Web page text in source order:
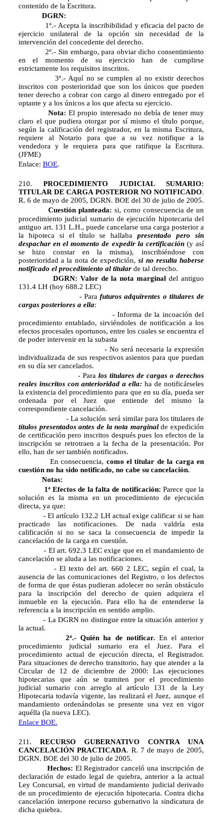
contenido de la Escritura.
DGRN:
1º.- Acepta la inscribibilidad y eficacia del pacto de
ejercicio unilateral de la opción sin necesidad de la
intervención del concedente del derecho.
2º.- Sin embargo, para obviar dicho consentimiento
en el momento de su ejercicio han de cumplirse
estrictamente los requisitos inscritos.
3º.- Aquí no se cumplen al no existir derechos
inscritos con posterioridad que son los únicos que pueden
tener derecho a cobrar con cargo al dinero entregado por el
optante y a los únicos a los que afecta su ejercicio.
Nota: El propio interesado no debía de tener muy
claro el que pudiera otorgar por sí mismo el título porque,
según la calificación del registrador, en la misma Escritura,
requiere al Notario para que a su vez notifique a la
vendedora y le requiera para que ratifique la Escritura.
(JFME)
Enlace: BOE.
210. PROCEDIMIENTO JUDICIAL SUMARIO:
TITULAR DE CARGA POSTERIOR NO NOTIFICADO.
R. 6 de mayo de 2005, DGRN. BOE del 30 de julio de 2005.
Cuestión planteada: si, como consecuencia de un
procedimiento judicial sumario de ejecución hipotecaria del
antiguo art. 131 L.H., puede cancelarse una carga posterior a
la hipoteca si el título se hallabapresentado pero sin
despachar en el momento de expedir la certificación(y así
se hizo constar en la misma), inscribiéndose con
posterioridad a la nota de expedición,si no resulta haberse
notificado el procedimiento al titular de tal derecho.
DGRN: Valor de la nota marginal del antiguo
131.4 LH (hoy 688.2 LEC)
- Parafuturos adquirentes o titulares de
cargas posteriores a ella:
- Informa de la incoación del
procedimiento entablado, sirviéndoles de notificación a los
efectos procesales oportunos, entre los cuales se encuentra el
de poder intervenir en la subasta
- No será necesaria la expresión
individualizada de sus respectivos asientos para que puedan
en su día ser cancelados.
- Para los titulares de cargas o derechos
reales inscritos con anterioridad a ella: ha de notificárseles
la existencia del procedimiento para que en su día, pueda ser
ordenada por el Juez que entiende del mismo la
correspondiente cancelación.
- La solución será similar para los titulares de
títulos presentados antes de la nota marginalde expedición
de certificación pero inscritos después pues los efectos de la
inscripción se retrotraen a la fecha de la presentación. Por
ello, han de ser también notificados.
En consecuencia, como el titular de la carga en
cuestión no ha sido notificado, no cabe su cancelación.
Notas:
1ª Efectos de la falta de notificación: Parece que la
solución es la misma en un procedimiento de ejecución
directa, ya que:
- El artículo 132.2 LH actual exige calificar si se han
practicado las notificaciones. De nada valdría esta
calificación si no se saca la consecuencia de impedir la
cancelación de la carga en cuestión.
- El art. 692.3 LEC exige que en el mandamiento de
cancelación se aluda a las notificaciones.
- El texto del art. 660 2 LEC, según el cual, la
ausencia de las comunicaciones del Registro, o los defectos
de forma de que éstas pudieran adolecer no serán obstáculo
para la inscripción del derecho de quien adquiera el
inmueble en la ejecución. Para ello ha de entenderse la
referencia a la inscripción en sentido amplio.
- La DGRN no distingue entre la situación anterior y
la actual.
2ª.- Quién ha de notificar. En el anterior
procedimiento judicial sumario era el Juez. Para el
procedimiento actual de ejecución directa, el Registrador.
Para situaciones de derecho transitorio, hay que atender a la
Circular de 12 de diciembre de 2000: Las ejecuciones
hipotecarias que aún se tramiten por el procedimiento
judicial sumario con arreglo al artículo 131 de la Ley
Hipotecaria todavía vigente, las realizará el Juez, aunque el
mandamiento ordenándolas se presente una vez en vigor
aquélla (la nueva LEC).
Enlace BOE.
211. RECURSO GUBERNATIVO CONTRA UNA
CANCELACIÓN PRACTICADA. R. 7 de mayo de 2005,
DGRN. BOE del 30 de julio de 2005.
Hechos: El Registrador canceló una inscripción de
declaración de estado legal de quiebra, anterior a la actual
Ley Concursal, en virtud de mandamiento judicial derivado
de un procedimiento de ejecución hipotecaria. Contra dicha
cancelación interpone recurso gubernativo la sindicatura de
dicha quiebra.